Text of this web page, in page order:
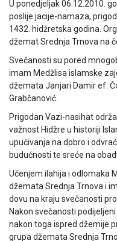
U ponedjeljak 06.12.2010.
poslije jacije-namaza,
1432. hidžretska godina.
džemat Srednja Trnova na
Svečanosti su pored
imam Medžlisa islamske
džemata Janjari Damir ef.
Grabčanović.
Prigodan Vazi-nasihat
važnost Hidžre u historiji
upućivanja na dobro i
budućnosti te sreće na
Učenjem ilahija i odlomaka
džemata Srednja Trnova i
dovu na kraju svečanosti
Nakon svečanosti
nakon toga ispred džemije
grupa džemata Srednja